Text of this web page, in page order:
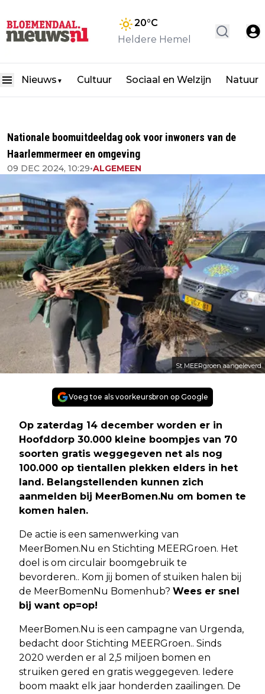
20°C
Heldere Hemel
Nieuws ▼ Cultuur Sociaal en Welzijn Natuur
Nationale boomuitdeeldag ook voor inwoners van de
Haarlemmermeer en omgeving
09 DEC 2024, 10:29•ALGEMEEN
St MEERgroen aangeleverd
Voeg toe als voorkeursbron op Google
Op zaterdag 14 december worden er in
Hoofddorp 30.000 kleine boompjes van 70
soorten gratis weggegeven net als nog
100.000 op tientallen plekken elders in het
land. Belangstellenden kunnen zich
aanmelden bij MeerBomen.Nu om bomen te
komen halen.
De actie is een samenwerking van
MeerBomen.Nu en Stichting MEERGroen. Het
doel is om circulair boomgebruik te
bevorderen.. Kom jij bomen of stuiken halen bij
de MeerBomenNu Bomenhub? Wees er snel
bij want op=op!
MeerBomen.Nu is een campagne van Urgenda,
bedacht door Stichting MEERGroen.. Sinds
2020 werden er al 2,5 miljoen bomen en
struiken gered en gratis weggegeven. Iedere
boom maakt elk jaar honderden zaailingen. De